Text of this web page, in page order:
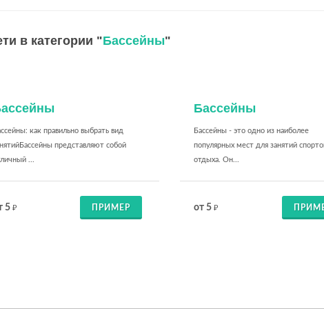
в категории "Бассейны"
как правильно выбрать вид
представляют собой
...
5 ₽ ПРИМЕР
Бассейны
Бассейны - это одно из наиболее
популярных мест для занятий
отдыха. Он...
от 5 ₽